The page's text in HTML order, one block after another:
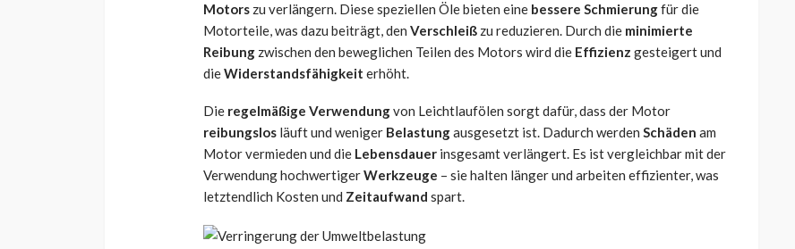
Motors zu verlängern. Diese speziellen Öle bieten eine bessere Schmierungfür die
Motorteile, was dazu beiträgt, den Verschleiß zu reduzieren. Durch die minimierte
Reibung zwischen den beweglichen Teilen des Motors wird die Effizienz gesteigert und
dieWiderstandsfähigkeit erhöht.
Die regelmäßige Verwendungvon Leichtlaufölen sorgt dafür, dass der Motor
reibungslos läuft und weniger Belastungausgesetzt ist. Dadurch werden Schäden am
Motor vermieden und die Lebensdauer insgesamt verlängert. Es ist vergleichbar mit der
Verwendung hochwertigerWerkzeuge – sie halten länger und arbeiten effizienter, was
letztendlich Kosten und Zeitaufwand spart.